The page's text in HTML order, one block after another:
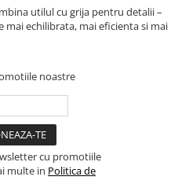
utilul cu grija pentru detalii –
mai echilibrata, mai eficienta si mai
noastre
cu promotiile
multe in Politica de